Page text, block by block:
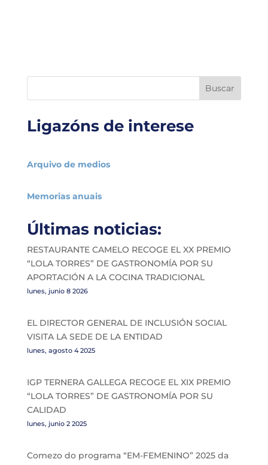
Buscar
Ligazóns de interese
Arquivo de medios
Memorias anuais
Últimas noticias:
RESTAURANTE CAMELO RECOGE EL XX PREMIO
“LOLA TORRES” DE GASTRONOMÍA POR SU
APORTACIÓN A LA COCINA TRADICIONAL
lunes, junio 8 2026
EL DIRECTOR GENERAL DE INCLUSIÓN SOCIAL
VISITA LA SEDE DE LA ENTIDAD
lunes, agosto 4 2025
IGP TERNERA GALLEGA RECOGE EL XIX PREMIO
“LOLA TORRES” DE GASTRONOMÍA POR SU
CALIDAD
lunes, junio 2 2025
Comezo do programa “EM-FEMENINO” 2025 da